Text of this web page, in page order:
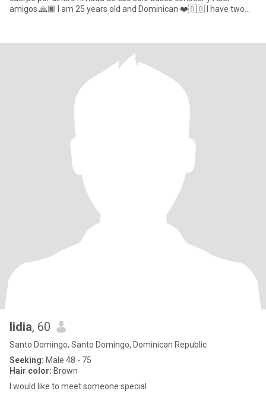
amigos 🙏🏿 I am 25 years old and Dominican ❤️🇩🇴 I have two
lidia, 60
Santo Domingo, Santo Domingo, Dominican Republic
Seeking: Male 48 - 75
Hair color: Brown
I would like to meet someone special